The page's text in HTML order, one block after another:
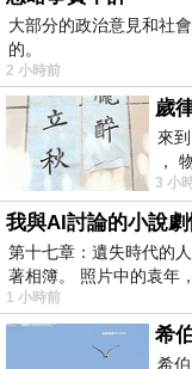
⊕鈣鎂2＆#58;1
米其林三星主廚
組合
大部分的政治意見和社
的。
2 小時前
歲
來
，
3 小
我與AI討論的小說劇
第十七章：遺失時代的
著相簿。 照片中的袁年
1 小時前
希
希